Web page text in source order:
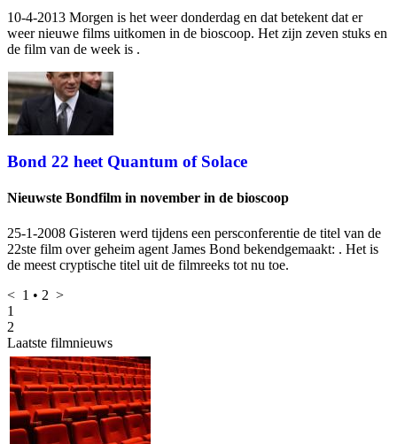
10-4-2013 Morgen is het weer donderdag en dat betekent dat er
weer nieuwe films uitkomen in de bioscoop. Het zijn zeven stuks en
de film van de week is .
Bond 22 heet Quantum of Solace
Nieuwste Bondfilm in november in de bioscoop
25-1-2008 Gisteren werd tijdens een persconferentie de titel van de
22ste film over geheim agent James Bond bekendgemaakt: . Het is
de meest cryptische titel uit de filmreeks tot nu toe.
< 1 • 2 >
1
2
Laatste filmnieuws